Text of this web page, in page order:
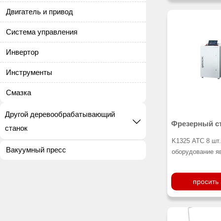
Двигатель и привод
Система управления
Инвертор
Инструменты
Смазка
Другой деревообрабатывающий
станок

Вакуумный пресс
Фрезерный
K1325 ATC 8
оборудование
фрезерных
управления с
функцией
просить